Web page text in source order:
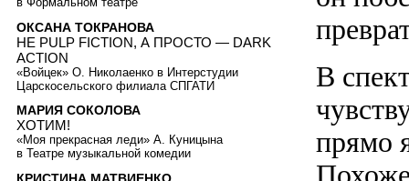
В
прямо
ОКСАНА ТОКРАНОВА
НЕ PULP FICTION, А ПРОСТО — DARK
ACTION
«Войцек» О. Николаенко в Интерстудии
Царскосельского филиала СПГАТИ
МАРИЯ СОКОЛОВА
ХОТИМ!
«Моя прекрасная леди» А. Куницына
в Театре музыкальной комедии